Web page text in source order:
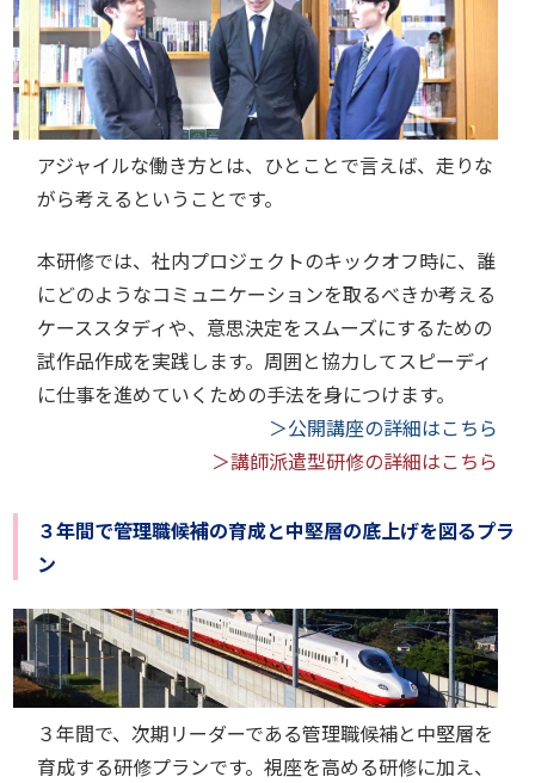
アジャイルな働き方とは、ひとことで言えば、走りな
がら考えるということです。
本研修では、社内プロジェクトのキックオフ時に、誰
にどのようなコミュニケーションを取るべきか考える
ケーススタディや、意思決定をスムーズにするための
試作品作成を実践します。周囲と協力してスピーディ
に仕事を進めていくための手法を身につけます。
＞公開講座の詳細はこちら
＞講師派遣型研修の詳細はこちら
３年間で管理職候補の育成と中堅層の底上げを図るプラ
ン
３年間で、次期リーダーである管理職候補と中堅層を
育成する研修プランです。視座を高める研修に加え、